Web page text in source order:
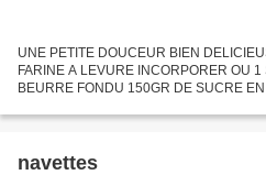
UNE PETITE DOUCEUR BIEN
FARINE A LEVURE INCORPORER OU
BEURRE FONDU 150GR DE SUCRE
D'AMANDES EN POUDRE 50GR
navettes